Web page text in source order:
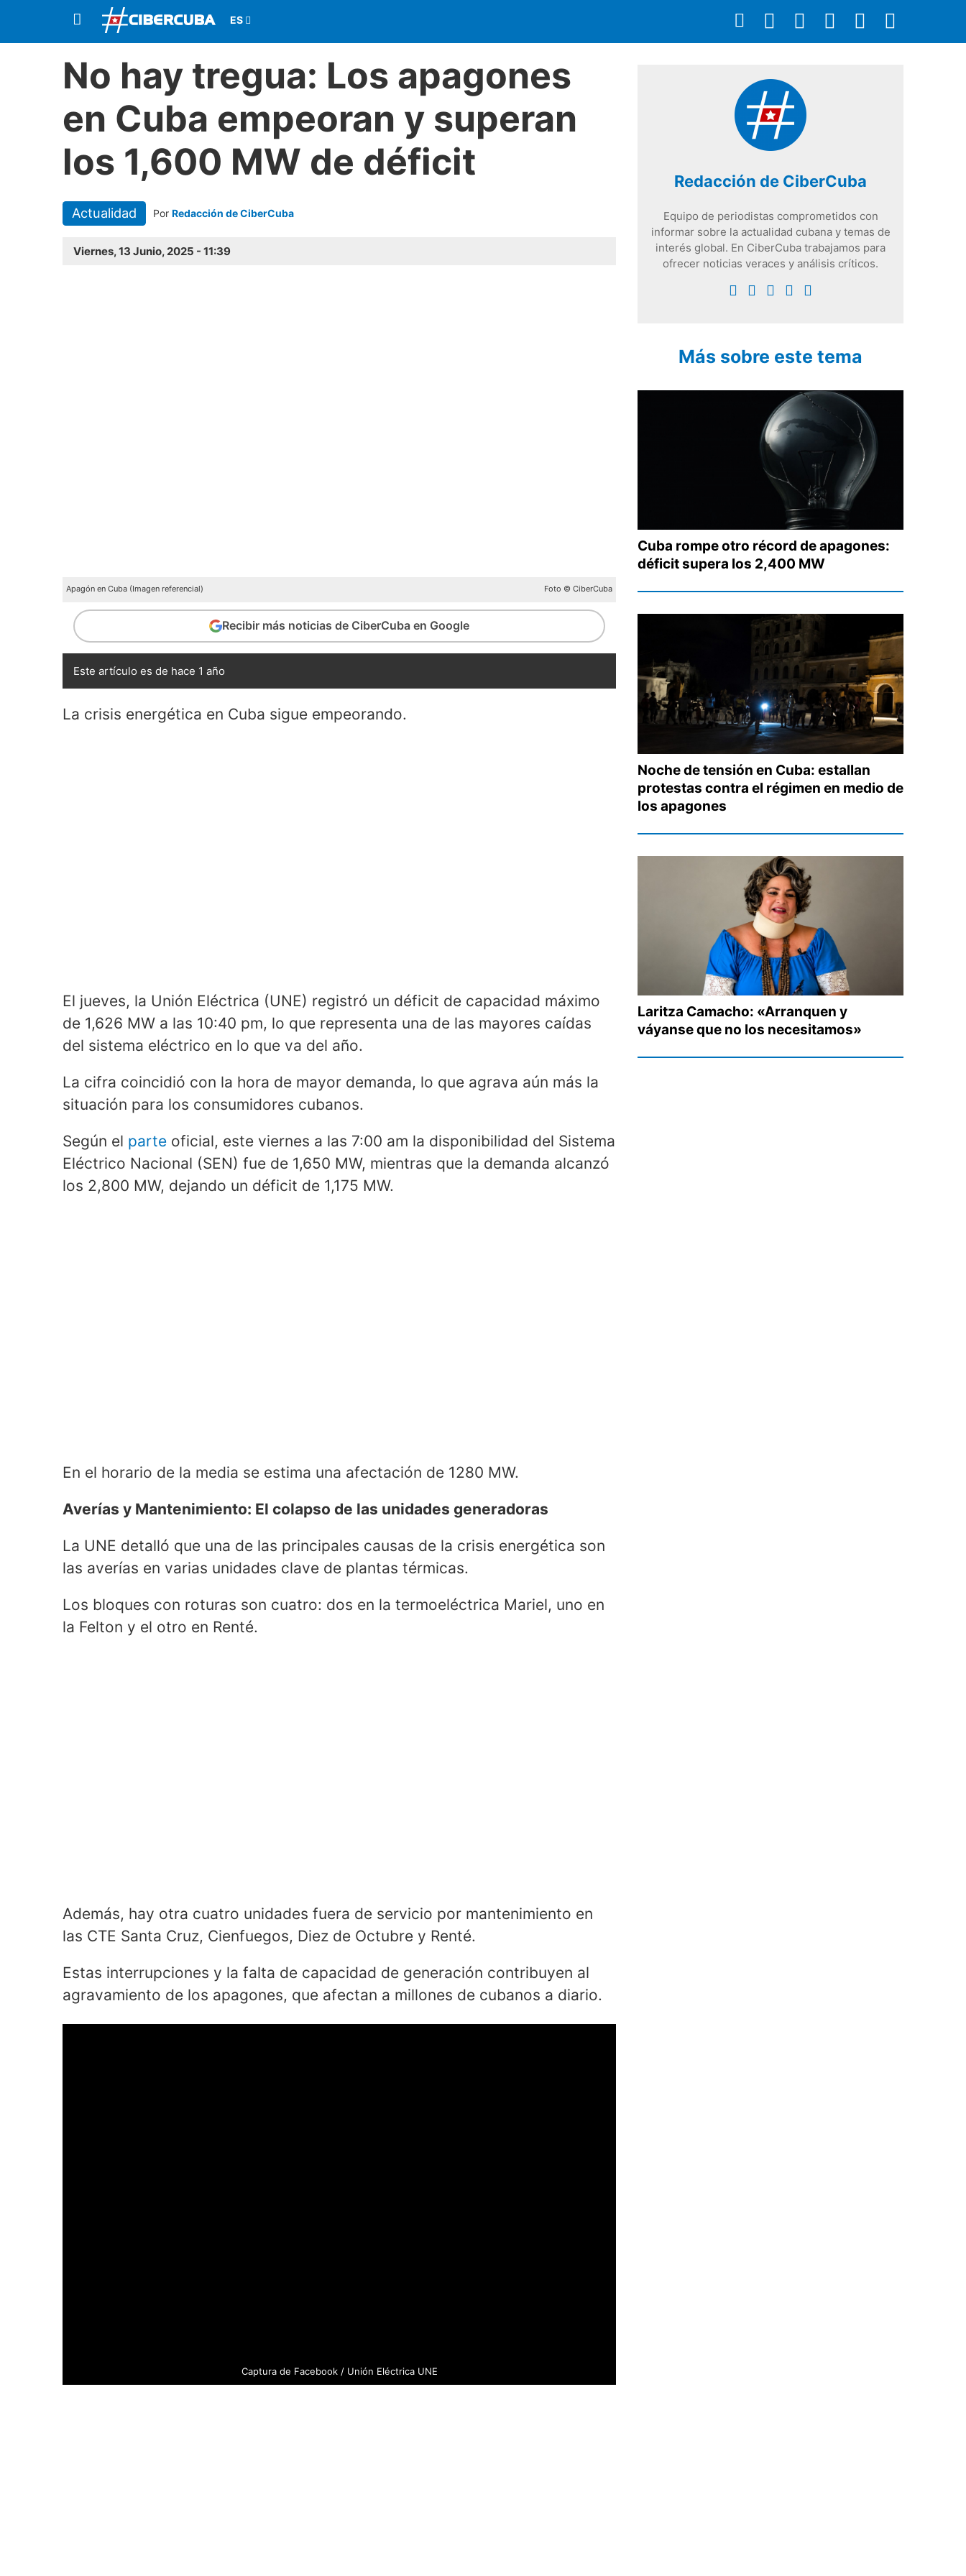
No hay tregua: Los apagones
en Cuba empeoran y superan
los 1,600 MW de déficit
Actualidad Por Redacción de CiberCuba
Viernes, 13 Junio, 2025 - 11:39
Apagón en Cuba (Imagen referencial) Foto © CiberCuba
Recibir más noticias de CiberCuba en Google
Este artículo es de hace 1 año
La crisis energética en Cuba sigue empeorando.
El jueves, la Unión Eléctrica (UNE) registró un déficit de capacidad máximo
de 1,626 MW a las 10:40 pm, lo que representa una de las mayores caídas
del sistema eléctrico en lo que va del año.
La cifra coincidió con la hora de mayor demanda, lo que agrava aún más la
situación para los consumidores cubanos.
Según el parte oficial, este viernes a las 7:00 am la disponibilidad del Sistema
Eléctrico Nacional (SEN) fue de 1,650 MW, mientras que la demanda alcanzó
los 2,800 MW, dejando un déficit de 1,175 MW.
En el horario de la media se estima una afectación de 1280 MW.
Averías y Mantenimiento: El colapso de las unidades generadoras
La UNE detalló que una de las principales causas de la crisis energética son
las averías en varias unidades clave de plantas térmicas.
Los bloques con roturas son cuatro: dos en la termoeléctrica Mariel, uno en
la Felton y el otro en Renté.
Además, hay otra cuatro unidades fuera de servicio por mantenimiento en
las CTE Santa Cruz, Cienfuegos, Diez de Octubre y Renté.
Estas interrupciones y la falta de capacidad de generación contribuyen al
agravamiento de los apagones, que afectan a millones de cubanos a diario.
Captura de Facebook / Unión Eléctrica UNE
Redacción de CiberCuba
Equipo de periodistas comprometidos con
informar sobre la actualidad cubana y temas de
interés global. En CiberCuba trabajamos para
ofrecer noticias veraces y análisis críticos.
Más sobre este tema
Cuba rompe otro récord de apagones:
déficit supera los 2,400 MW
Noche de tensión en Cuba: estallan
protestas contra el régimen en medio de
los apagones
Laritza Camacho: «Arranquen y
váyanse que no los necesitamos»